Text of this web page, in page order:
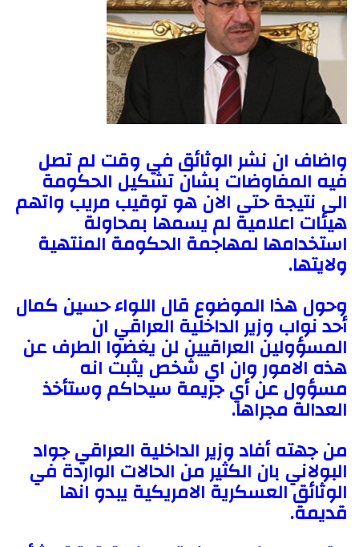
واضاف ان نشر الوثائق في وقت لم تصل
فيه المفاوضات بشان تشكيل الحكومة
الى نتيجة حتى الان هو توقيب مريب واتهم
هيئات اعلامية لم يسمها بمحاولة
استخدامها لمهاجمة الحكومة المنتهية
ولايتها.
وحول هذا الموضوع قال اللواء حسين كمال
أحد نواب وزير الداخلية العراقي ان
المسؤولين العراقيين لن يغضوا الطرف عن
هذه الامور وان اي شخص يثبت انه
مسؤول عن أي جريمة سيحاكم وستأخذ
العدالة مجراها.
من جهته أفاد وزير الداخلية العراقي جواد
البولاني بان الكثير من الحالات الواردة في
الوثائق العسكرية الامريكية يبدو انها
قديمة.